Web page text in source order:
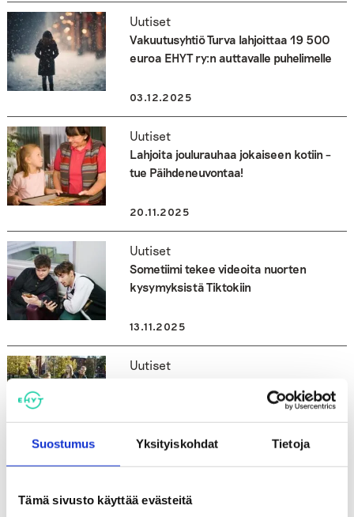
Suostumus Yksityiskohdat Tietoja
Tämä sivusto käyttää evästeitä
Uutiset
Vakuutusyhtiö Turva lahjoittaa 19 500
euroa EHYT ry:n auttavalle puhelimelle
03.12.2025
Uutiset
Lahjoita joulurauhaa jokaiseen kotiin –
tue Päihdeneuvontaa!
20.11.2025
Uutiset
Sometiimi tekee videoita nuorten
kysymyksistä Tiktokiin
13.11.2025
Uutiset
EHYTin tunnettuus nousussa
30.10.2025
Uusi osio kokoaa kaikki EHYTin testit